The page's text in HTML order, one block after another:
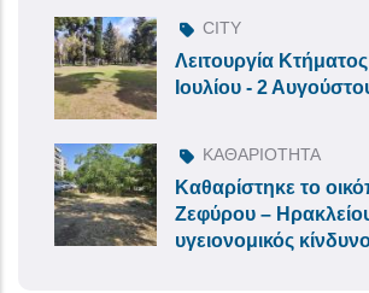
CITY
Λειτουργία
Ιουλίου - 2
ΚΑΘΑΡΙΟΤΗΤΑ
Καθαρίστηκε το
Ζεφύρου –
υγειονομικός